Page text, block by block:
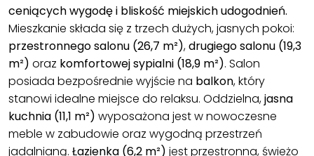
ceniących wygodę i bliskość miejskich udogodnień.
Mieszkanie składa się z trzech dużych, jasnych pokoi:
przestronnego salonu (26,7 m²),drugiego salonu (19,3
m²) oraz komfortowej sypialni (18,9 m²). Salon
posiada bezpośrednie wyjście na balkon, który
stanowi idealne miejsce do relaksu. Oddzielna,jasna
kuchnia (11,1 m²) wyposażona jest w nowoczesne
meble w zabudowie oraz wygodną przestrzeń
jadalnianą. Łazienka (6,2 m²) jest przestronna, świeżo